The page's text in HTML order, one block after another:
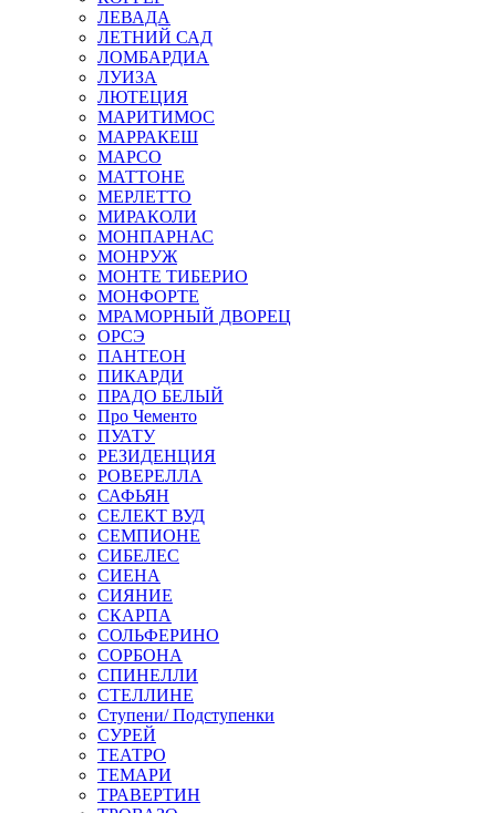
ЛЕВАДА
ЛЕТНИЙ САД
ЛОМБАРДИА
ЛУИЗА
ЛЮТЕЦИЯ
МАРИТИМОС
МАРРАКЕШ
МАРСО
МАТТОНЕ
МЕРЛЕТТО
МИРАКОЛИ
МОНПАРНАС
МОНРУЖ
МОНТЕ ТИБЕРИО
МОНФОРТЕ
МРАМОРНЫЙ ДВОРЕЦ
ОРСЭ
ПАНТЕОН
ПИКАРДИ
ПРАДО БЕЛЫЙ
Про Чементо
ПУАТУ
РЕЗИДЕНЦИЯ
РОВЕРЕЛЛА
САФЬЯН
СЕЛЕКТ ВУД
СЕМПИОНЕ
СИБЕЛЕС
СИЕНА
СИЯНИЕ
СКАРПА
СОЛЬФЕРИНО
СОРБОНА
СПИНЕЛЛИ
СТЕЛЛИНЕ
Ступени/ Подступенки
СУРЕЙ
ТЕАТРО
ТЕМАРИ
ТРАВЕРТИН